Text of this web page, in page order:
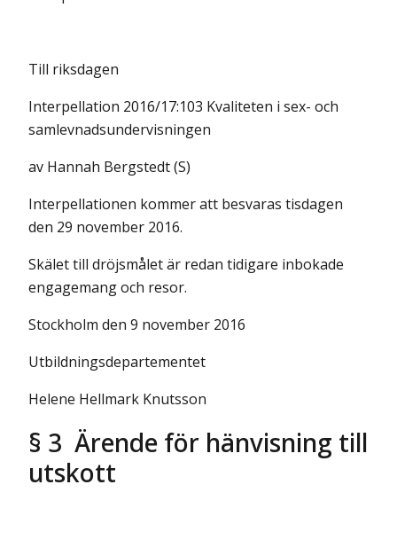
Till riksdagen
Interpellation 2016/17:103 Kvaliteten i sex- och
samlevnadsundervisningen
av Hannah Bergstedt (S)
Interpellationen kommer att besvaras tisdagen
den 29 november 2016.
Skälet till dröjsmålet är redan tidigare inbokade
engagemang och resor.
Stockholm den 9 november 2016
Utbildningsdepartementet
Helene Hellmark Knutsson
§ 3 Ärende för hänvisning till
utskott